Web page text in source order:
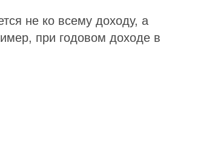
не ко всему доходу, а
при годовом доходе в